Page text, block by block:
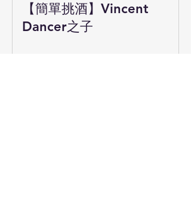
【簡單挑酒】Vincent
Dancer之子